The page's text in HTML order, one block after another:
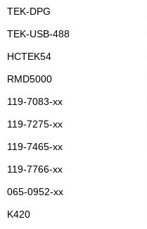
TEK-DPG
TEK-USB-488
HCTEK54
RMD5000
119-7083-xx
119-7275-xx
119-7465-xx
119-7766-xx
065-0952-xx
K420